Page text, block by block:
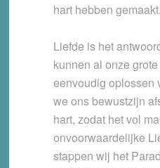
hart hebben gemaakt.
Liefde is het
kunnen al onze
eenvoudig oplossen
we ons bewustzijn
hart, zodat het vol
onvoorwaardelijke
stappen wij het